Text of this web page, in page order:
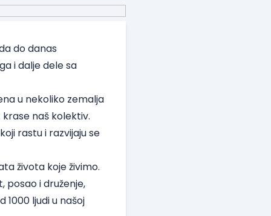
do danas
i dalje dele sa
u nekoliko zemalja
naš kolektiv.
rastu i razvijaju se
života koje živimo.
posao i druženje,
ljudi u našoj